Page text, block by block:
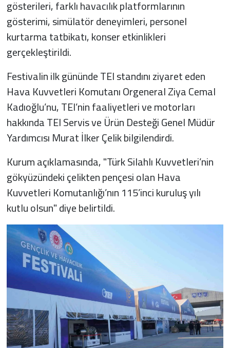
gösterileri, farklı havacılık platformlarının
gösterimi, simülatör deneyimleri, personel
kurtarma tatbikatı, konser etkinlikleri
gerçekleştirildi.
Festivalin ilk gününde TEI standını ziyaret eden
Hava Kuvvetleri Komutanı Orgeneral Ziya Cemal
Kadıoğlu’nu, TEI’nin faaliyetleri ve motorları
hakkında TEI Servis ve Ürün Desteği Genel Müdür
Yardımcısı Murat İlker Çelik bilgilendirdi.
Kurum açıklamasında, "Türk Silahlı Kuvvetleri’nin
gökyüzündeki çelikten pençesi olan Hava
Kuvvetleri Komutanlığı’nın 115’inci kuruluş yılı
kutlu olsun" diye belirtildi.